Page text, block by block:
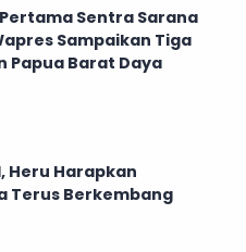
Sentra Sarana
Sampaikan Tiga
Papua Barat Daya
Heru Harapkan
Terus Berkembang